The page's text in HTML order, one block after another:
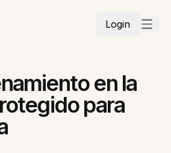
Login
en la
para